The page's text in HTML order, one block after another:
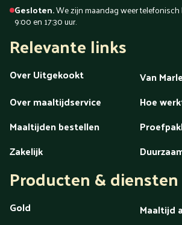
Gesloten.We zijn maandag weer
9:00 en 17:30 uur.
Relevante links
Over Uitgekookt
Van
Over maaltijdservice
Hoe
Maaltijden bestellen
Zakelijk
Producten & diensten
Gold
Maaltijd